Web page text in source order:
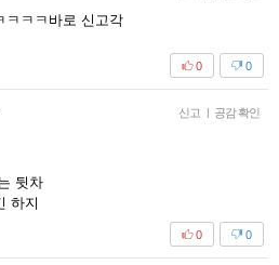
ㅋㅋㅋ바로 신고각
0
0
신고 | 공감 확인
뒷차
하지
0
0